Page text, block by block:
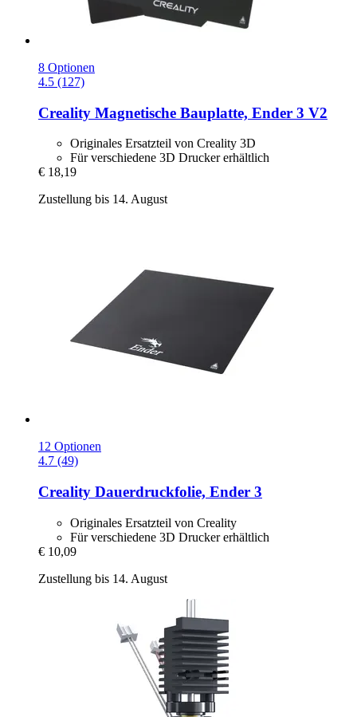
8 Optionen
4.5 (127)
Creality Magnetische Bauplatte, Ender 3 V2
Originales Ersatzteil von Creality 3D
Für verschiedene 3D Drucker erhältlich
€ 18,19
Zustellung bis 14. August
12 Optionen
4.7 (49)
Creality Dauerdruckfolie, Ender 3
Originales Ersatzteil von Creality
Für verschiedene 3D Drucker erhältlich
€ 10,09
Zustellung bis 14. August